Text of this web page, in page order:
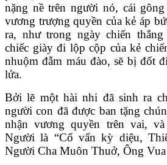
nặng nề trên người nó, cái
vương trượng quyền của kẻ áp
ra, như trong ngày chiến thắng
chiếc giày đi lộp cộp của kẻ
nhuộm đẫm máu đào, sẽ bị đốt
lửa.
Bởi lẽ một hài nhi đã sinh ra
người con đã được ban tặng
nhận vương quyền trên vai,
Người là “Cố vấn kỳ diệu,
Người Cha Muôn Thuở, Ông